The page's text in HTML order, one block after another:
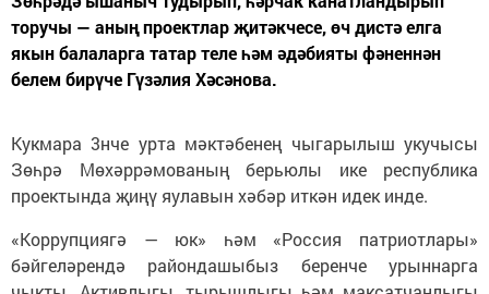
торучы — аның проектлар җитәкчесе, өч дистә елга
якын балаларга татар теле һәм әдәбияты фәненнән
белем бирүче Гүзәлия Хәсәнова.
Кукмара 3нче урта мәктәбенең чыгарылыш укучысы
Зөһрә Мөхәррәмованың берьюлы ике республика
проектында җиңү яулавын хәбәр иткән идек инде.
«Коррупциягә — юк» һәм «Россия патриотлары»
бәйгеләрендә райондашыбыз беренче урыннарга